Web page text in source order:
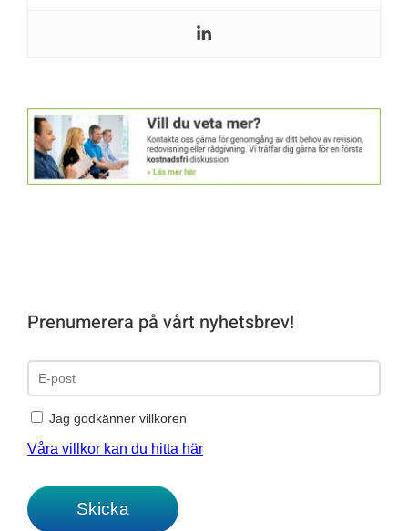
Prenumerera på vårt nyhetsbrev!